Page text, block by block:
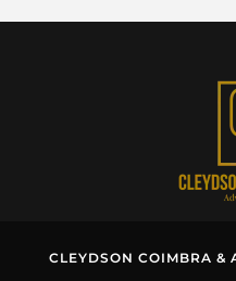
CLEYDSON COIMBRA &